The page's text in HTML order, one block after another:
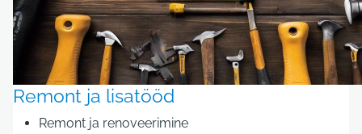
Remont ja lisatööd
Remont ja renoveerimine